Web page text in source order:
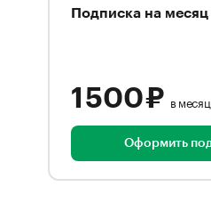
Подписка на месяц
1 500 ₽ в месяц
Оформить